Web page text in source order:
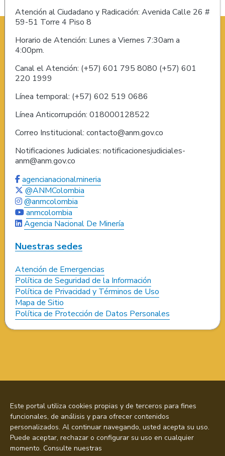
Atención al Ciudadano y Radicación: Avenida Calle 26 #
59-51 Torre 4 Piso 8
Horario de Atención: Lunes a Viernes 7:30am a
4:00pm.
Canal el Atención: (+57) 601 795 8080 (+57) 601
220 1999
Línea temporal: (+57) 602 519 0686
Línea Anticorrupción: 018000128522
Correo Institucional: contacto@anm.gov.co
Notificaciones Judiciales: notificacionesjudiciales-
anm@anm.gov.co
agencianacionalmineria
@ANMColombia
@anmcolombia
anmcolombia
Agencia Nacional De Minería
Nuestras sedes
Atención de Emergencias
Política de Seguridad de la Información
Política de Privacidad y Términos de Uso
Mapa de Sitio
Política de Protección de Datos Personales
Este portal utiliza cookies propias y de terceros para fines
funcionales, de análisis y para ofrecer contenidos
personalizados. Al continuar navegando, usted acepta su uso.
Puede aceptar, rechazar o configurar su uso en cualquier
momento. Consulte nuestras